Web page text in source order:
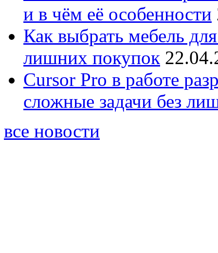
и в чём её особенности
Как выбрать мебель
лишних покупок
Cursor Pro в работе
сложные задачи без
все новости